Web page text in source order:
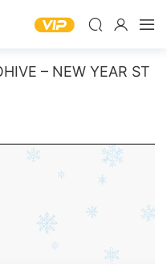
– NEW YEAR ST